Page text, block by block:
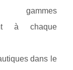
à chaque
dans le